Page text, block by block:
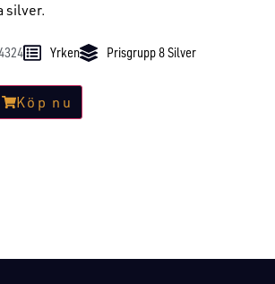
silver.
Yrken Prisgrupp 8 Silver
Köp nu